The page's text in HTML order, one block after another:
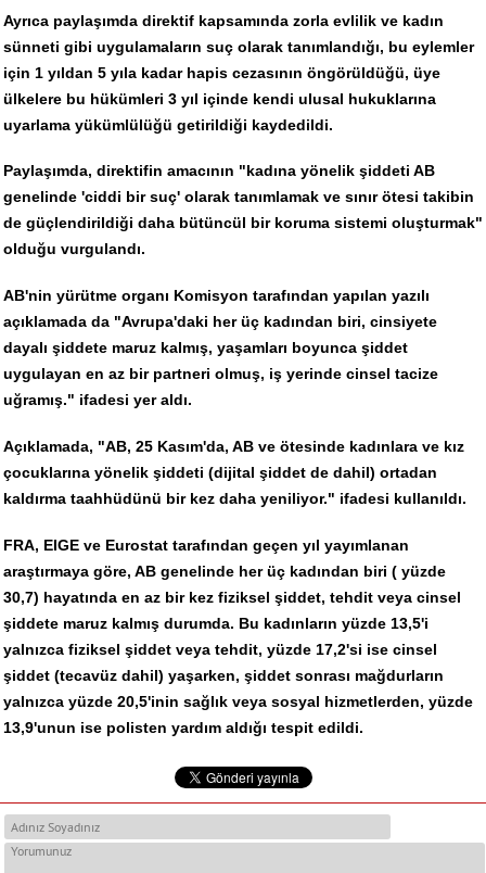
Ayrıca paylaşımda direktif kapsamında zorla evlilik ve kadın
sünneti gibi uygulamaların suç olarak tanımlandığı, bu eylemler
için 1 yıldan 5 yıla kadar hapis cezasının öngörüldüğü, üye
ülkelere bu hükümleri 3 yıl içinde kendi ulusal hukuklarına
uyarlama yükümlülüğü getirildiği kaydedildi.
Paylaşımda, direktifin amacının "kadına yönelik şiddeti AB
genelinde 'ciddi bir suç' olarak tanımlamak ve sınır ötesi takibin
de güçlendirildiği daha bütüncül bir koruma sistemi oluşturmak"
olduğu vurgulandı.
AB'nin yürütme organı Komisyon tarafından yapılan yazılı
açıklamada da "Avrupa'daki her üç kadından biri, cinsiyete
dayalı şiddete maruz kalmış, yaşamları boyunca şiddet
uygulayan en az bir partneri olmuş, iş yerinde cinsel tacize
uğramış." ifadesi yer aldı.
Açıklamada, "AB, 25 Kasım'da, AB ve ötesinde kadınlara ve kız
çocuklarına yönelik şiddeti (dijital şiddet de dahil) ortadan
kaldırma taahhüdünü bir kez daha yeniliyor." ifadesi kullanıldı.
FRA, EIGE ve Eurostat tarafından geçen yıl yayımlanan
araştırmaya göre, AB genelinde her üç kadından biri ( yüzde
30,7) hayatında en az bir kez fiziksel şiddet, tehdit veya cinsel
şiddete maruz kalmış durumda. Bu kadınların yüzde 13,5'i
yalnızca fiziksel şiddet veya tehdit, yüzde 17,2'si ise cinsel
şiddet (tecavüz dahil) yaşarken, şiddet sonrası mağdurların
yalnızca yüzde 20,5'inin sağlık veya sosyal hizmetlerden, yüzde
13,9'unun ise polisten yardım aldığı tespit edildi.